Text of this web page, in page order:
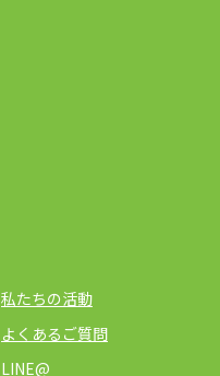
私たちの活動
よくあるご質問
LINE@